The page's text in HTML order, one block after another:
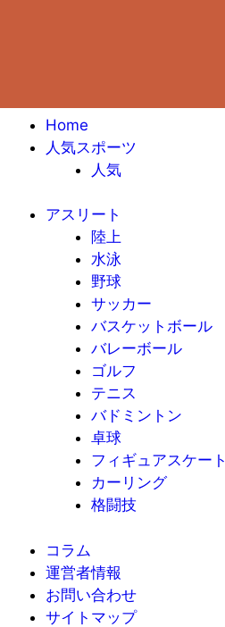
Home
人気スポーツ
人気
アスリート
陸上
水泳
野球
サッカー
バスケットボール
バレーボール
ゴルフ
テニス
バドミントン
卓球
フィギュアスケート
カーリング
格闘技
コラム
運営者情報
お問い合わせ
サイトマップ